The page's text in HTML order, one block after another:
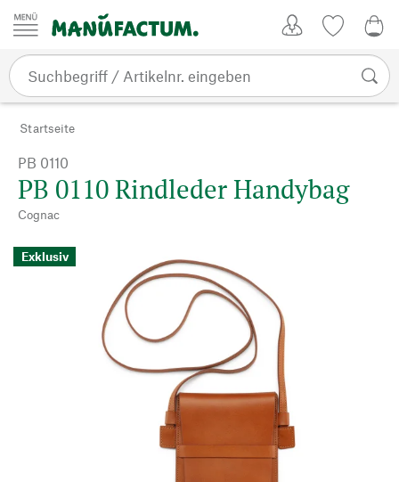
Zum Inhalt springen
Startseite
PB 0110
PB 0110 Rindleder Handybag
Cognac
Exklusiv